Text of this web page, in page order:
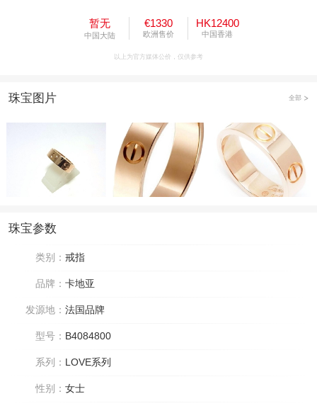
暂无
中国大陆
€1330
欧洲售价
HK12400
中国香港
以上为官方媒体公价，仅供参考
珠宝图片 全部
珠宝参数
类别： 戒指
品牌： 卡地亚
发源地： 法国品牌
型号： B4084800
系列： LOVE系列
性别： 女士